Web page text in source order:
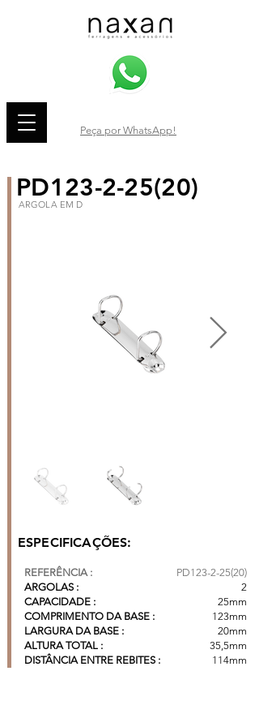
Peça por WhatsApp!
PD123-2-25(20)
ARGOLA EM D
ESPECIFICAÇÕES:
REFERÊNCIA :
PD123-2-25(20)
ARGOLAS :
CAPACIDADE :
COMPRIMENTO DA BASE :
LARGURA DA BASE :
ALTURA TOTAL :
DISTÂNCIA ENTRE REBITES :
2
25mm
123mm
20mm
35,5mm
114mm